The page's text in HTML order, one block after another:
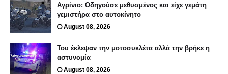
Αγρίνιο: Οδηγούσε μεθυσμένος και είχε γεμάτη
γεμιστήρα στο αυτοκίνητο
August 08, 2026
Του έκλεψαν την μοτοσυκλέτα αλλά την βρήκε η
αστυνομία
August 08, 2026